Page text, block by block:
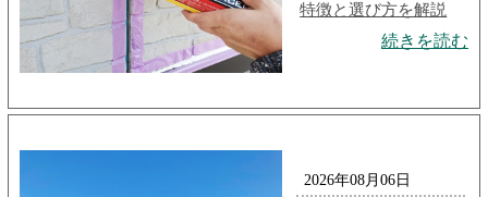
特徴と選び方を解説
続きを読む
2026年08月06日